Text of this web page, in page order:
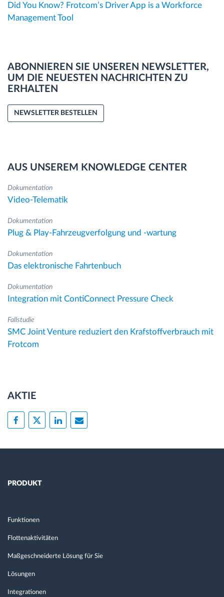
Did You Know? Frotcom’s Driver App is a Workforce
Management Tool
ABONNIEREN SIE UNSEREN NEWSLETTER,
UM DIE NEUESTEN NACHRICHTEN ZU
ERHALTEN
NEWSLETTER BESTELLEN
AUS UNSEREM KNOWLEDGE CENTER
Dokumentation
Video-Telematik
Dokumentation
Plug & Play-Fahrzeugverfolgung und -wartung
Dokumentation
Das elektronische Fahrtenbuch
Dokumentation
Integration mit ContiConnect Pressure Check
Fallstudie
SMC Joint Venture reduziert den Krafstoffverbrauch mit
Frotcom
AKTIE
PRODUKT
Funktionen
Flottenaktivitäten
Maßgeschneiderte Lösung für Sie
Lösungen
Integrationen